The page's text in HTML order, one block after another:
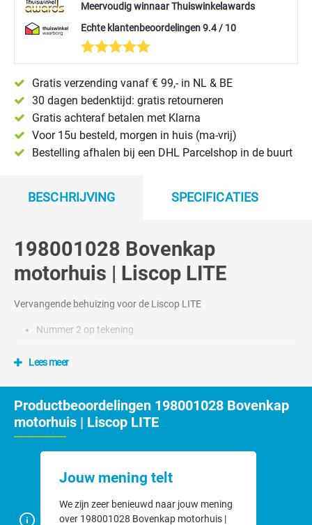
Meervoudig winnaar Thuiswinkelawards
Echte klantenbeoordelingen 9.4 / 10
Gratis verzending vanaf € 99,- in NL & BE
30 dagen bedenktijd: gratis retourneren
Gratis achteraf betalen met Klarna
Voor 15u besteld, morgen in huis (ma-vrij)
Bestelling afhalen bij een DHL Parcelshop in de buurt
BESCHRIJVING SPECIFICATIES
198001028 Bovenkap
motorhuis | Liscop LITE
Vervangende behuizing voor de Liscop LITE
Nummer 2 op tekening
Lees meer
Productbeoordelingen 198001028 Bovenkap
motorhuis | Liscop LITE
Jouw mening telt
We zijn zeer benieuwd naar jouw mening
over 198001028 Bovenkap motorhuis |